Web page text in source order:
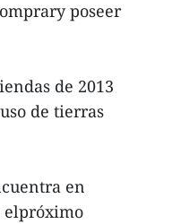
poseer
de 2013
de tierras
en
elpróximo